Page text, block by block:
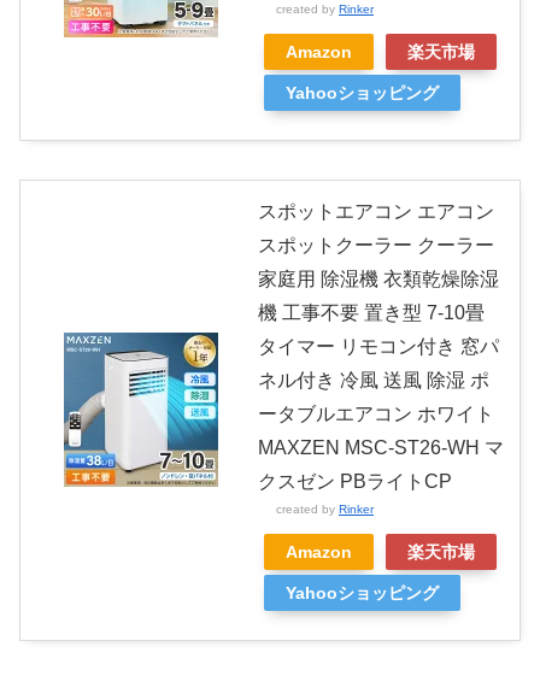
created by Rinker
Amazon 楽天市場
Yahooショッピング
スポットエアコン エアコン
スポットクーラー クーラー
家庭用 除湿機 衣類乾燥除湿
機 工事不要 置き型 7-10畳
タイマー リモコン付き 窓パ
ネル付き 冷風 送風 除湿 ポ
ータブルエアコン ホワイト
MAXZEN MSC-ST26-WH マ
クスゼン PBライトCP
created by Rinker
Amazon 楽天市場
Yahooショッピング